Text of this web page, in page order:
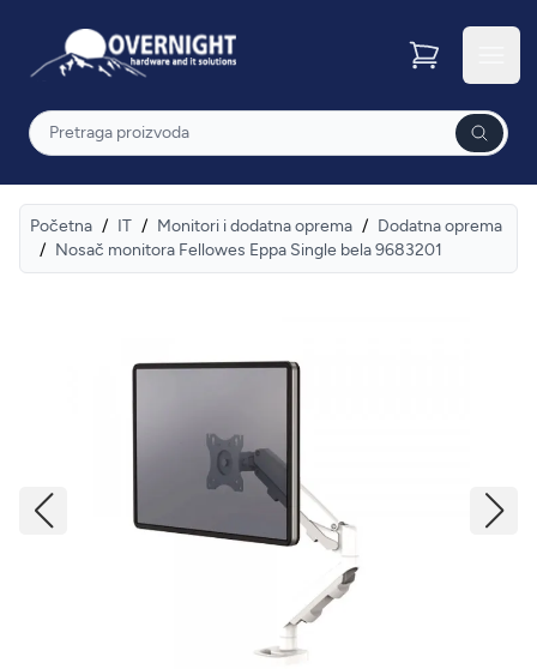
Overnight
Pretraga
Početna / IT / Monitori i dodatna oprema / Dodatna oprema
/ Nosač monitora Fellowes Eppa Single bela 9683201